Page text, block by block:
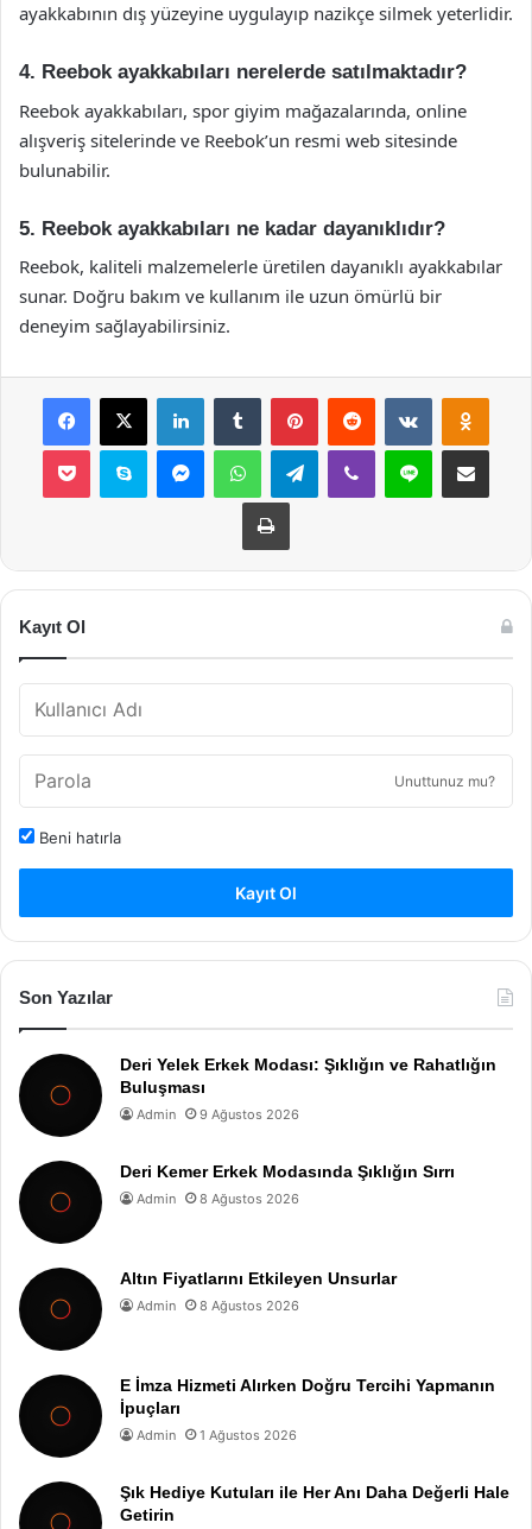
ayakkabının dış yüzeyine uygulayıp nazikçe silmek yeterlidir.
4. Reebok ayakkabıları nerelerde satılmaktadır?
Reebok ayakkabıları, spor giyim mağazalarında, online
alışveriş sitelerinde ve Reebok’un resmi web sitesinde
bulunabilir.
5. Reebok ayakkabıları ne kadar dayanıklıdır?
Reebok, kaliteli malzemelerle üretilen dayanıklı ayakkabılar
sunar. Doğru bakım ve kullanım ile uzun ömürlü bir
deneyim sağlayabilirsiniz.
Facebook
X LinkedInTumblr PinterestReddit VKontakte
Pocket Skype MessengerWhatsAppTelegramViber Line E-Posta ile
Yazdır
Kayıt Ol
Unuttunuz mu?
Beni hatırla
Kayıt Ol
Son Yazılar
Deri Yelek Erkek Modası: Şıklığın ve Rahatlığın
Buluşması
Admin 9 Ağustos 2026
Deri Kemer Erkek Modasında Şıklığın Sırrı
Admin 8 Ağustos 2026
Altın Fiyatlarını Etkileyen Unsurlar
Admin 8 Ağustos 2026
E İmza Hizmeti Alırken Doğru Tercihi Yapmanın
İpuçları
Admin 1 Ağustos 2026
Şık Hediye Kutuları ile Her Anı Daha Değerli Hale
Getirin